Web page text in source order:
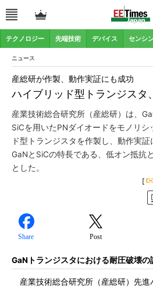
テクノロジー 先端技術 デバイス センシ
ニュース
ハイブリッド型トランジスタ
産総研が作製、動作実証にも成功
産業技術総合研究所（産総研）は、
SiCを用いたPNダイオードをモノリ
ド型トランジスタを作製し、動作実証
GaNとSiCの特長である、低オン抵抗
とした。
[
Share Post
GaNトランジスタにおける耐圧破壊の
産業技術総合研究所（産総研）先進